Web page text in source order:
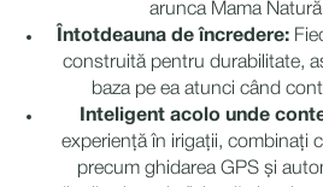
arunca Mama
Întotdeauna de încredere:
construită pentru durabilitate,
baza pe ea atunci când
Inteligent acolo unde
experiență în irigații, combinați
precum ghidarea GPS și